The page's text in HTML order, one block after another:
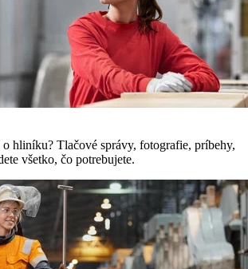
o hliníku? Tlačové správy, fotografie, príbehy,
všetko, čo potrebujete.